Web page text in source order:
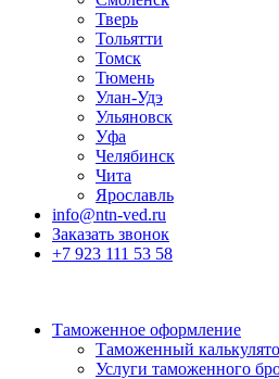
Тверь
Тольятти
Томск
Тюмень
Улан-Удэ
Ульяновск
Уфа
Челябинск
Чита
Ярославль
info@ntn-ved.ru
Заказать звонок
+7 923 111 53 58
Таможенное оформление
Таможенный
Услуги таможенного